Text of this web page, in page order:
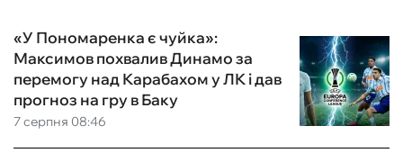
7 серпня 08:46
«У Пономаренка є чуйка»:
Максимов похвалив Динамо за
перемогу над Карабахом у ЛК і дав
прогноз на гру в Баку